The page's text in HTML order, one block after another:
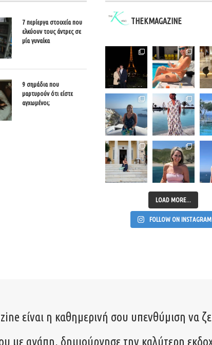
7 περίεργα στοιχεία που
ελκύουν τους άντρες σε
μία γυναίκα
9 σημάδια που
μαρτυρούν ότι είστε
αγχωμένοι;
THEKMAGAZINE
LOAD MORE...
FOLLOW ON INSTAGRAM
είναι η καθημερινή σου υπενθύμιση να
με αγάπη, δημιούργησε την καλύτερη